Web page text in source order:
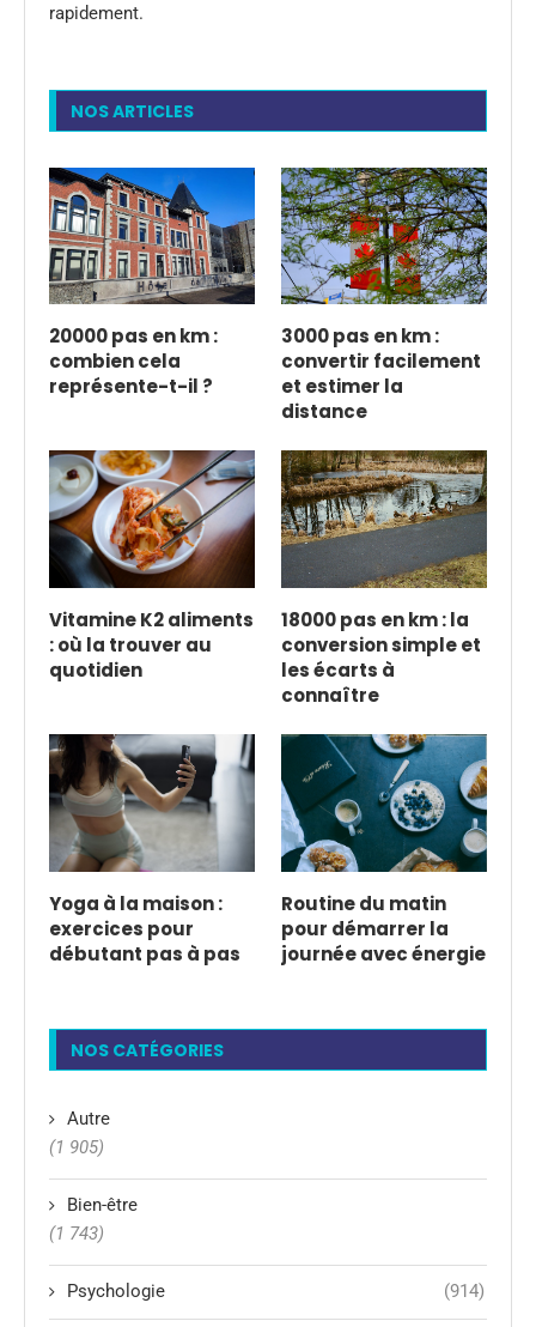
rapidement.
NOS ARTICLES
20000 pas en km :
combien cela
représente-t-il ?
3000 pas en km :
convertir facilement
et estimer la
distance
Vitamine K2 aliments
: où la trouver au
quotidien
18000 pas en km : la
conversion simple et
les écarts à
connaître
Yoga à la maison :
exercices pour
débutant pas à pas
Routine du matin
pour démarrer la
journée avec énergie
NOS CATÉGORIES
Autre
(1 905)
Bien-être
(1 743)
Psychologie (914)